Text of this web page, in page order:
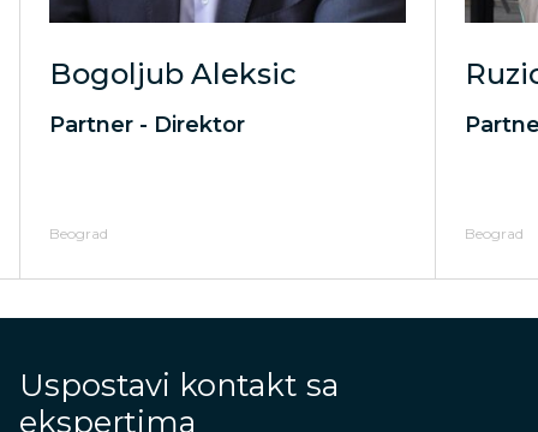
Bogoljub Aleksic
Partner - Direktor
Beograd Beograd
Uspostavi kontakt sa
ekspertima